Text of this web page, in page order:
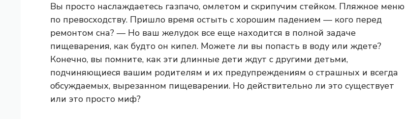
Вы просто наслаждаетесь газпачо, омлетом и скрипучим стейком. Пляжное меню
по превосходству. Пришло время остыть с хорошим падением — кого перед
ремонтом сна? — Но ваш желудок все еще находится в полной задаче
пищеварения, как будто он кипел. Можете ли вы попасть в воду или ждете?
Конечно, вы помните, как эти длинные дети ждут с другими детьми,
подчиняющиеся вашим родителям и их предупреждениям о страшных и всегда
обсуждаемых, вырезанном пищеварении. Но действительно ли это существует
или это просто миф?